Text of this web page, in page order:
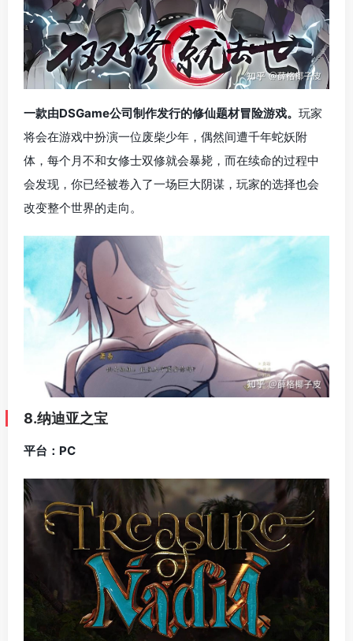
一款由DSGame公司制作发行的修仙题材冒险游戏。 玩家
将会在游戏中扮演一位废柴少年，偶然间遭千年蛇妖附
体，每个月不和女修士双修就会暴毙，而在续命的过程中
会发现，你已经被卷入了一场巨大阴谋，玩家的选择也会
改变整个世界的走向。
8.纳迪亚之宝
平台：PC